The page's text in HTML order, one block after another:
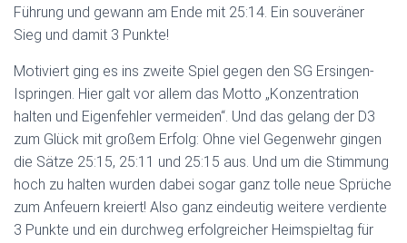
Führung und gewann am Ende mit 25:14. Ein souveräner
Sieg und damit 3 Punkte!
Motiviert ging es ins zweite Spiel gegen den SG Ersingen-
Ispringen. Hier galt vor allem das Motto „Konzentration
halten und Eigenfehler vermeiden“. Und das gelang der D3
zum Glück mit großem Erfolg: Ohne viel Gegenwehr gingen
die Sätze 25:15, 25:11 und 25:15 aus. Und um die Stimmung
hoch zu halten wurden dabei sogar ganz tolle neue Sprüche
zum Anfeuern kreiert! Also ganz eindeutig weitere verdiente
3 Punkte und ein durchweg erfolgreicher Heimspieltag für